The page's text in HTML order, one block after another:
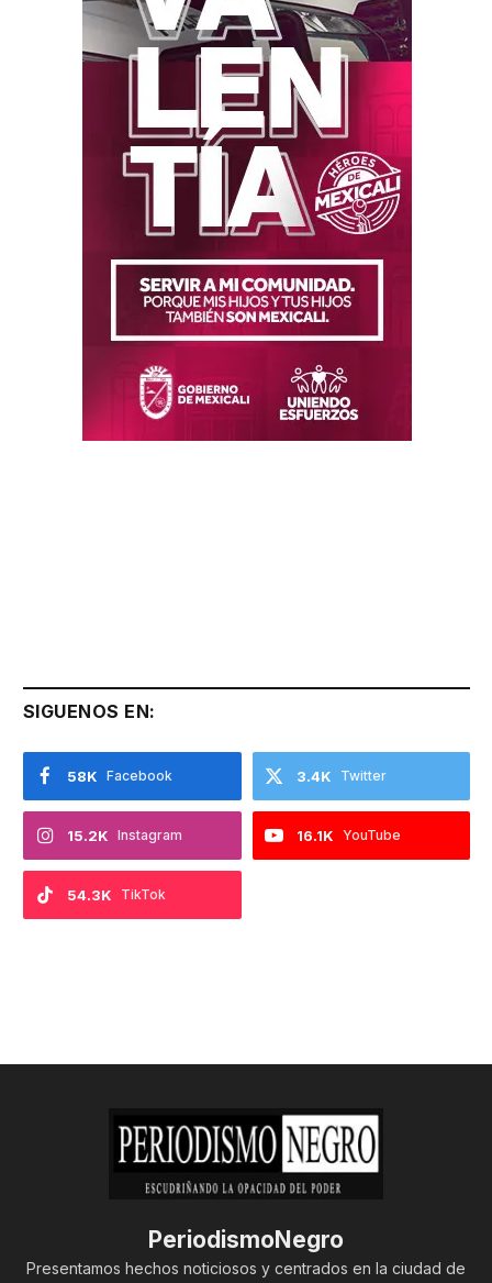
SIGUENOS EN:
Facebook
58K Twitter
3.4K
Instagram
15.2K YouTube
16.1K
TikTok
54.3K
PeriodismoNegro
Presentamos hechos noticiosos y centrados en la ciudad de